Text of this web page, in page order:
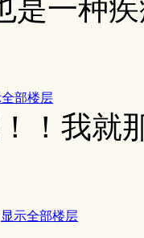
是一种
全部楼层
！我就
显示全部楼层